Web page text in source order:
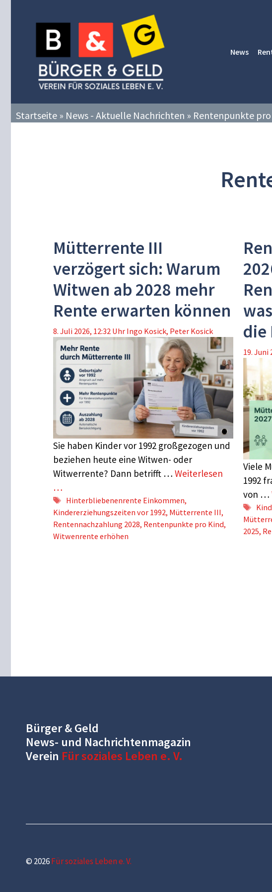
News
Startseite » News - Aktuelle Nachrichten » Rentenpunkte
Mütterrente III
verzögert sich: Warum
Witwen ab 2028 mehr
Rente erwarten können
8. Juli 2026, 12:32 Uhr Ingo Kosick, Peter Kosick
Sie haben Kinder vor 1992 großgezogen und
beziehen heute eine Witwen- oder
Witwerrente? Dann betrifft … Weiterlesen
…
Schlagwörter
Hinterbliebenenrente Einkommen,
Kindererziehungszeiten vor 1992, Mütterrente III,
Rentennachzahlung 2028, Rentenpunkte pro Kind,
Witwenrente erhöhen
die
19. Juni
Viele
1992
von …
2025,
Bürger & Geld
News- und Nachrichtenmagazin
Verein Für soziales Leben e. V.
© 2026Für soziales Leben e. V.